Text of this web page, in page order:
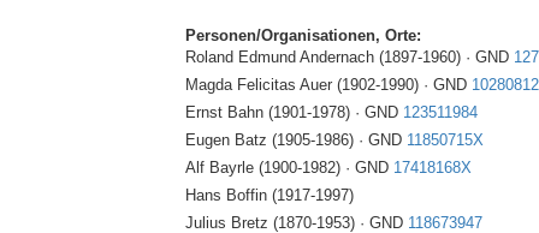
Personen/Organisationen, Orte:
Roland Edmund Andernach (1897-1960) · GND
Magda Felicitas Auer (1902-1990) · GND
Ernst Bahn (1901-1978) · GND 123511984
Eugen Batz (1905-1986) · GND 11850715X
Alf Bayrle (1900-1982) · GND 17418168X
Hans Boffin (1917-1997)
Julius Bretz (1870-1953) · GND 118673947